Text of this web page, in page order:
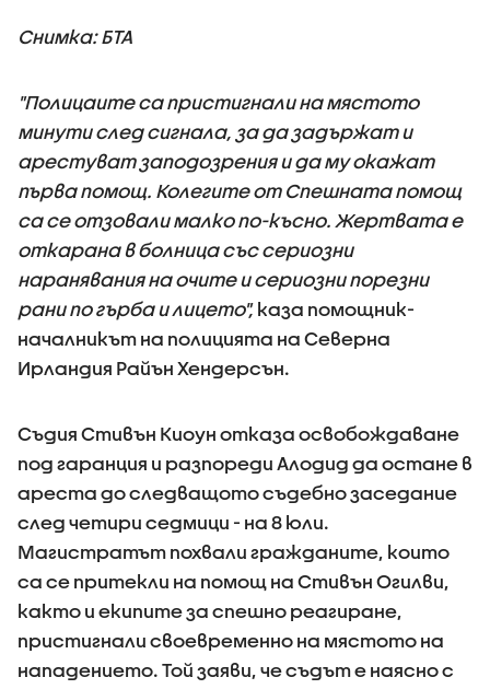
Снимка: БТА
"Полицаите са пристигнали на мястото
минути след сигнала, за да задържат и
арестуват заподозрения и да му окажат
първа помощ. Колегите от Спешната помощ
са се отзовали малко по-късно. Жертвата е
откарана в болница със сериозни
наранявания на очите и сериозни порезни
рани по гърба и лицето", каза помощник-
началникът на полицията на Северна
Ирландия Райън Хендерсън.
Съдия Стивън Киоун отказа освобождаване
под гаранция и разпореди Алодид да остане в
ареста до следващото съдебно заседание
след четири седмици - на 8 юли.
Магистратът похвали гражданите, които
са се притекли на помощ на Стивън Огилви,
както и екипите за спешно реагиране,
пристигнали своевременно на мястото на
нападението. Той заяви, че съдът е наясно с